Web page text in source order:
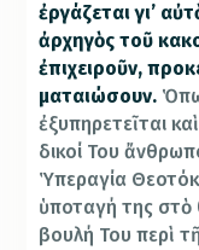
ἐργάζεται γι’
ἀρχηγὸς τοῦ
ἐπιχειροῦν,
ματαιώσουν.
ἐξυπηρετεῖται
δικοί Του
Ὑπεραγία
ὑποταγή της στὸ
βουλή Του περὶ